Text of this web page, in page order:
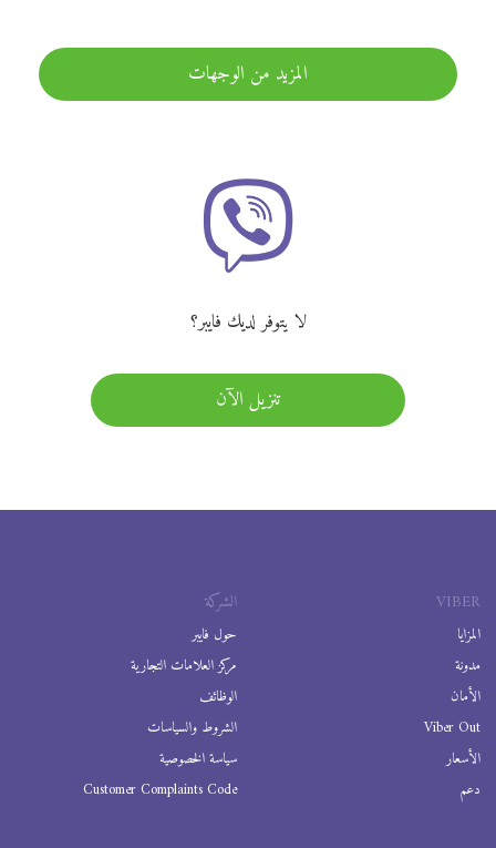
المزيد من الوجهات
لا يتوفر لديك فايبر؟
تنزيل الآن
VIBER
المزايا
مدونة
الأمان
Viber Out
الأسعار
دعم
الشركة
حول فايبر
مركز العلامات التجارية
الوظائف
الشروط والسياسات
سياسة الخصوصية
Customer Complaints Code